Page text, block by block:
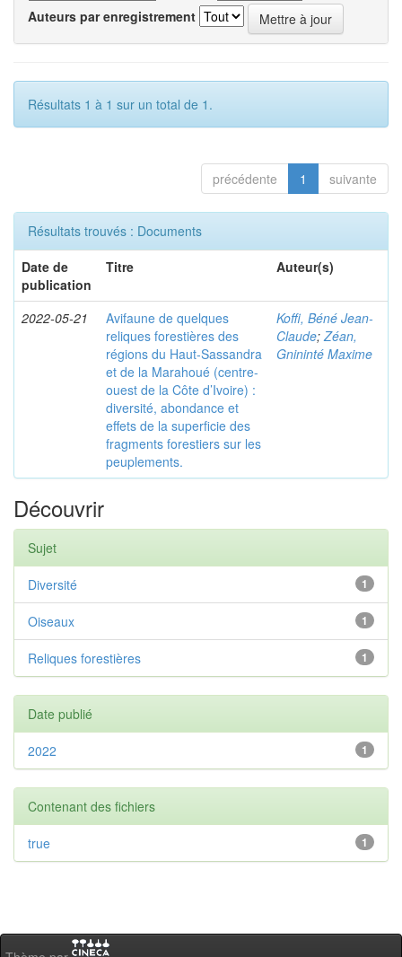
Auteurs par enregistrement
Résultats 1 à 1 sur un total de 1.
précédente 1 suivante
Résultats trouvés : Documents
Date de
publication
Titre Auteur(s)
2022-05-21
Avifaune de quelques
reliques forestières des
régions du Haut-Sassandra
et de la Marahoué (centre-
ouest de la Côte d’Ivoire) :
diversité, abondance et
effets de la superficie des
fragments forestiers sur les
peuplements.
Koffi, Béné Jean-
Claude; Zéan,
Gnininté Maxime
Découvrir
Sujet
1
Diversité
1
Oiseaux
1
Reliques forestières
Date publié
1
2022
Contenant des fichiers
1
true